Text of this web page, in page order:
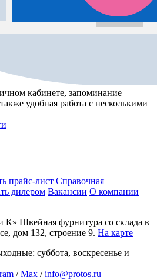
кабинете, запоминание
удобная работа с несколькими
прайс-лист Справочная
дилером Вакансии О компании
К» Швейная фурнитура со склада в
дом 132, строение 9. На карте
суббота, воскресенье и
/Max /info@protos.ru